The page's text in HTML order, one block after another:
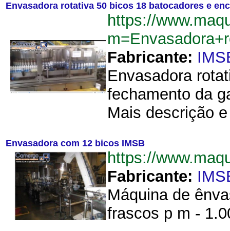
Envasadora rotativa 50 bicos 18 batocadores e
https://
Fabricante:
Envasadora
fechamento da
Mais descrição
Envasadora com 12 bicos IMSB
https://
Fabricante:
Máquina de
frascos p m -